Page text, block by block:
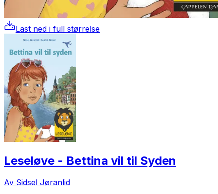
Last ned i full størrelse
Leseløve - Bettina vil til Syden
Av Sidsel Jøranlid